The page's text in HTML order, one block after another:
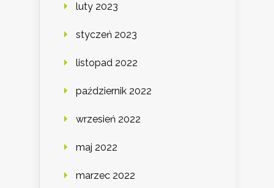
luty 2023
styczeń 2023
listopad 2022
październik 2022
wrzesień 2022
maj 2022
marzec 2022